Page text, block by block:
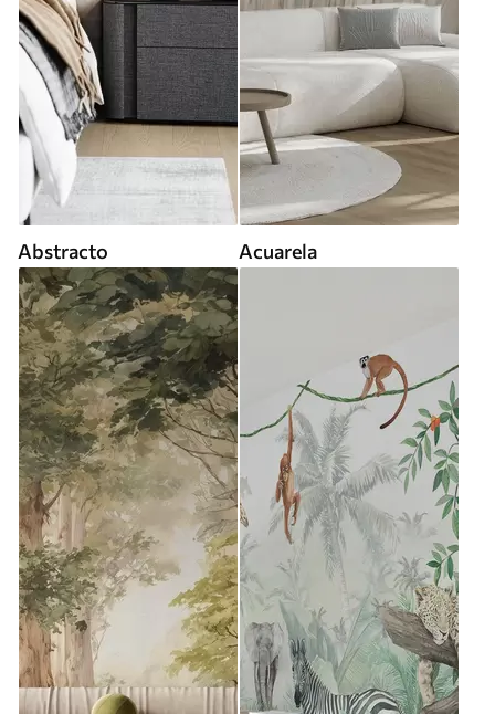
Abstracto Acuarela